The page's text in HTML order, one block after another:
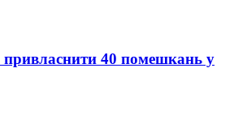
40 помешкань у